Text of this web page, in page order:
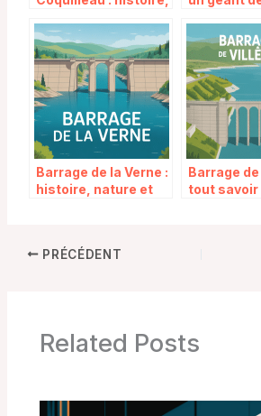
secrets d’un
monument méconnu
Bretagne
Barrage de la Verne :
histoire, nature et
Barrage
tout savoir
PRÉCÉDENT
Related Posts